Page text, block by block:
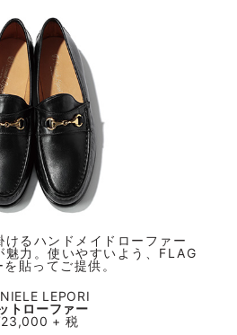
けるハンドメイドローファー
魅力。使いやすいよう、FLAG
貼ってご提供。
LEPORI
トローファー
+ 税